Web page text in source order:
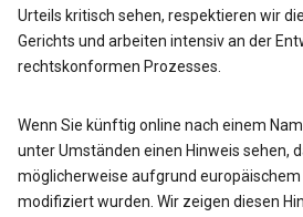
Urteils kritisch sehen, respektieren wir
Gerichts und arbeiten intensiv an der
rechtskonformen Prozesses.
Wenn Sie künftig online nach einem
unter Umständen einen Hinweis sehen,
möglicherweise aufgrund
modifiziert wurden. Wir zeigen diesen